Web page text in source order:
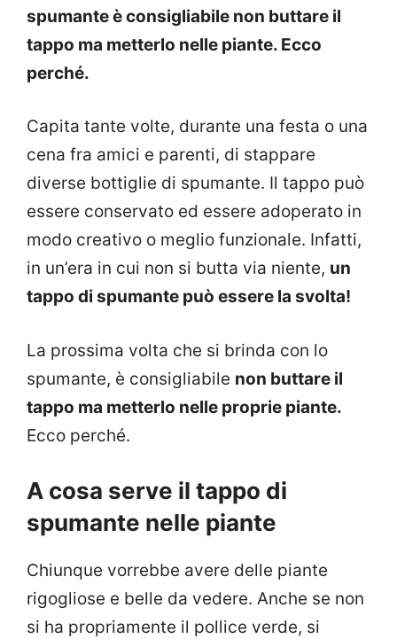
spumante è consigliabile non buttare il
tappo ma metterlo nelle piante. Ecco
perché.
Capita tante volte, durante una festa o una
cena fra amici e parenti, di stappare
diverse bottiglie di spumante. Il tappo può
essere conservato ed essere adoperato in
modo creativo o meglio funzionale. Infatti,
in un’era in cui non si butta via niente, un
tappo di spumante può essere la svolta!
La prossima volta che si brinda con lo
spumante, è consigliabile non buttare il
tappo ma metterlo nelle proprie piante.
Ecco perché.
A cosa serve il tappo di
spumante nelle piante
Chiunque vorrebbe avere delle piante
rigogliose e belle da vedere. Anche se non
si ha propriamente il pollice verde, si